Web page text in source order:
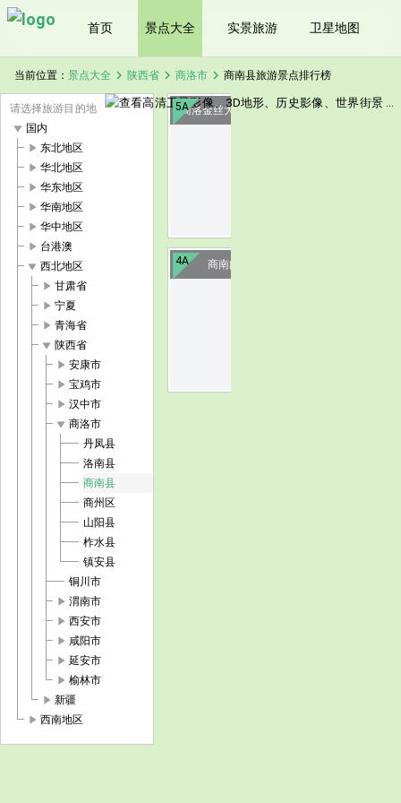
首页 景点大全 实景旅游 卫星地图
当前位置： 景点大全 chevron_right 陕西省 chevron_right 商洛市 chevron_right 商南县旅游景点排行榜
请选择旅游目的地
play_arrow 国内
play_arrow 东北地区
play_arrow 华北地区
play_arrow 华东地区
play_arrow 华南地区
play_arrow 华中地区
play_arrow 台港澳
play_arrow 西北地区
play_arrow 甘肃省
play_arrow 宁夏
play_arrow 青海省
play_arrow 陕西省
play_arrow 安康市
play_arrow 宝鸡市
play_arrow 汉中市
play_arrow 商洛市
丹凤县
洛南县
商南县
商州区
山阳县
柞水县
镇安县
铜川市
play_arrow 渭南市
play_arrow 西安市
play_arrow 咸阳市
play_arrow 延安市
play_arrow 榆林市
play_arrow 新疆
play_arrow 西南地区
5A商洛金丝大峡谷国家森林公园
4A 商南闯王寨阳城驿